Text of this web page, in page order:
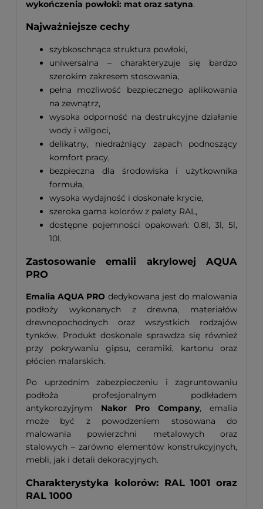
wykończenia powłoki: mat oraz satyna.
Najważniejsze cechy
szybkoschnąca struktura powłoki,
uniwersalna – charakteryzuje się bardzo
szerokim zakresem stosowania,
pełna możliwość bezpiecznego aplikowania
na zewnątrz,
wysoka odporność na destrukcyjne działanie
wody i wilgoci,
delikatny, niedrażniący zapach podnoszący
komfort pracy,
bezpieczna dla środowiska i użytkownika
formuła,
wysoka wydajność i doskonałe krycie,
szeroka gama kolorów z palety RAL,
dostępne pojemności opakowań: 0.8l, 3l, 5l,
10l.
Zastosowanie emalii akrylowej AQUA
PRO
Emalia AQUA PRO dedykowana jest do malowania
podłoży wykonanych z drewna, materiałów
drewnopochodnych oraz wszystkich rodzajów
tynków. Produkt doskonale sprawdza się również
przy pokrywaniu gipsu, ceramiki, kartonu oraz
płócien malarskich.
Po uprzednim zabezpieczeniu i zagruntowaniu
podłoża profesjonalnym podkładem
antykorozyjnym Nakor Pro Company, emalia
może być z powodzeniem stosowana do
malowania powierzchni metalowych oraz
stalowych – zarówno elementów konstrukcyjnych,
mebli, jak i detali dekoracyjnych.
Charakterystyka kolorów: RAL 1001 oraz
RAL 1000